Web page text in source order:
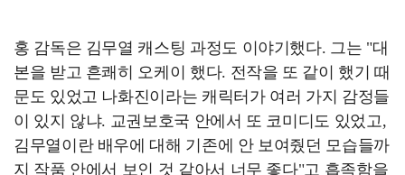
홍 감독은 김무열 캐스팅 과정도 이야기했다. 그는 "대
본을 받고 흔쾌히 오케이 했다. 전작을 또 같이 했기 때
문도 있었고 나화진이라는 캐릭터가 여러 가지 감정들
이 있지 않냐. 교권보호국 안에서 또 코미디도 있었고,
김무열이란 배우에 대해 기존에 안 보여줬던 모습들까
지 작품 안에서 보인 것 같아서 너무 좋다"고 흡족함을